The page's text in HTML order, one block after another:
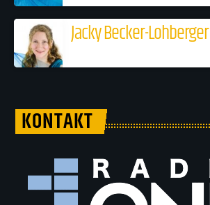
Jacky Becker-Lohberger
KONTAKT